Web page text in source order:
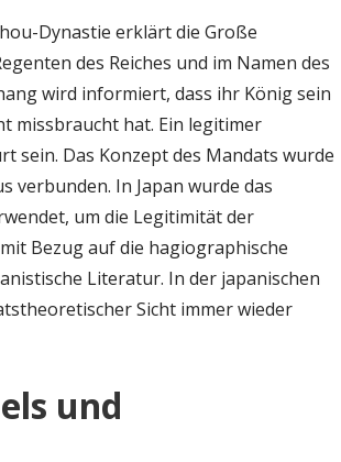
Dynastie erklärt die Große
des Reiches und im Namen des
wird informiert, dass ihr König sein
missbraucht hat. Ein legitimer
sein. Das Konzept des Mandats wurde
verbunden. In Japan wurde das
um die Legitimität der
Bezug auf die hagiographische
Literatur. In der japanischen
Sicht immer wieder
und